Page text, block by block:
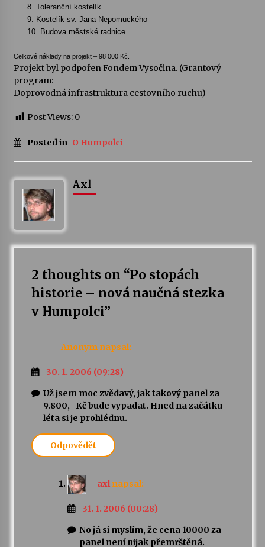
8. Toleranční kostelík
9. Kostelík sv. Jana Nepomuckého
10. Budova městské radnice
Celkové náklady na projekt – 98 000 Kč.
Projekt byl podpořen Fondem Vysočina. (Grantový
program:
Doprovodná infrastruktura cestovního ruchu)
Post Views: 0
Posted in O Humpolci
Axl
2 thoughts on “Po stopách
historie – nová naučná stezka
v Humpolci”
Anonym napsal:
30. 1. 2006 (09:28)
Už jsem moc zvědavý, jak takový panel za
9.800,- Kč bude vypadat. Hned na začátku
léta si je prohlédnu.
Odpovědět
axl napsal:
31. 1. 2006 (00:28)
No já si myslím, že cena 10000 za
panel není nijak přemrštěná.